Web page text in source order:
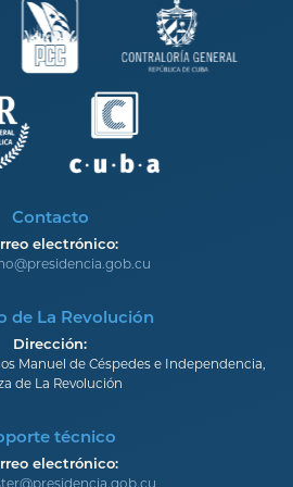
Contacto
electrónico:
de La Revolución
Dirección:
Manuel de Céspedes e Independencia,
de La Revolución
técnico
electrónico: